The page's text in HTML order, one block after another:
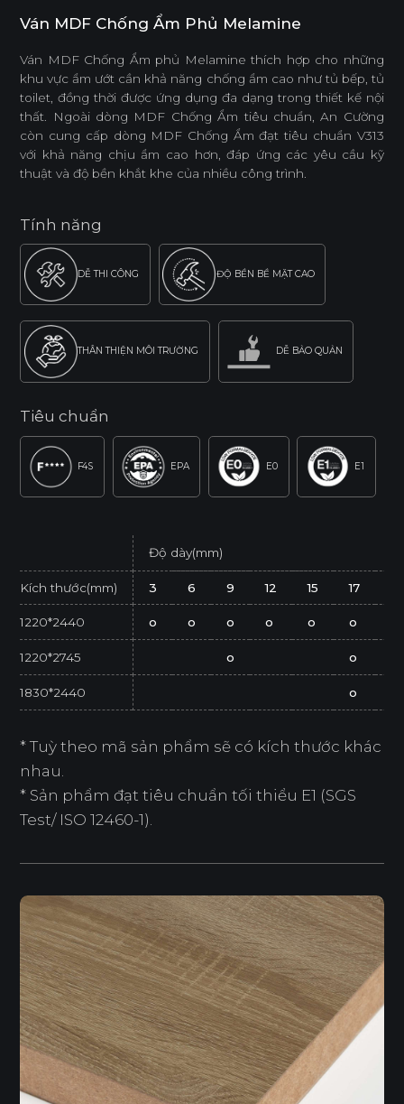
Ván MDF Chống Ẩm Phủ Melamine
Ván MDF Chống Ẩm phủ Melamine thích hợp cho những
khu vực ẩm ướt cần khả năng chống ẩm cao như tủ bếp, tủ
toilet, đồng thời được ứng dụng đa dạng trong thiết kế nội
thất. Ngoài dòng MDF Chống Ẩm tiêu chuẩn, An Cường
còn cung cấp dòng MDF Chống Ẩm đạt tiêu chuẩn V313
với khả năng chịu ẩm cao hơn, đáp ứng các yêu cầu kỹ
thuật và độ bền khắt khe của nhiều công trình.
Tính năng
DỄ THI CÔNG ĐỘ BỀN BỀ MẶT CAO
THÂN THIỆN MÔI TRƯỜNG DỄ BẢO QUẢN
Tiêu chuẩn
F4S EPA E0 E1
Độ dày(mm)
Kích thước(mm) 3 6 9 12 15 17
1220*2440 o o o o o o
1220*2745 o o
1830*2440 o
* Tuỳ theo mã sản phẩm sẽ có kích thước khác
nhau.
* Sản phẩm đạt tiêu chuẩn tối thiểu E1 (SGS
Test/ ISO 12460-1).